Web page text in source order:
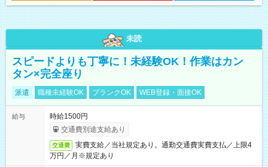
未読
スピードよりも丁寧に！未経験OK！作業はカン
タン×完全座り
派遣 職種未経験OK ブランクOK WEB登録・面接OK
給与
時給1500円
交通費別途支給あり
交通費
実費支給／当社規定あり。通勤交通費実費支払／上限4
万円／月※規定あり